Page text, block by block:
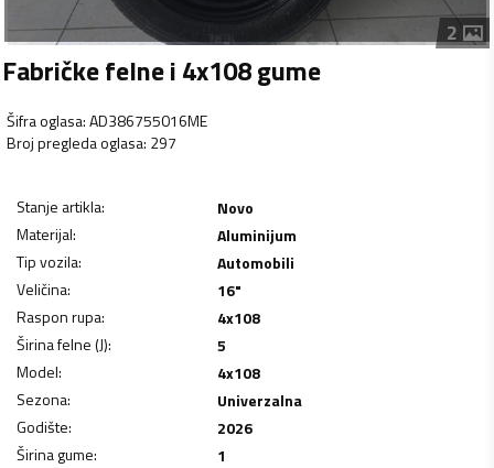
2
Fabričke felne i 4x108 gume
Šifra oglasa:AD386755016ME
Broj pregleda oglasa: 297
Stanje artikla:
Novo
Materijal:
Aluminijum
Tip vozila:
Automobili
Veličina:
16"
Raspon rupa:
4x108
Širina felne (J):
5
Model:
4x108
Sezona:
Univerzalna
Godište:
2026
Širina gume:
1